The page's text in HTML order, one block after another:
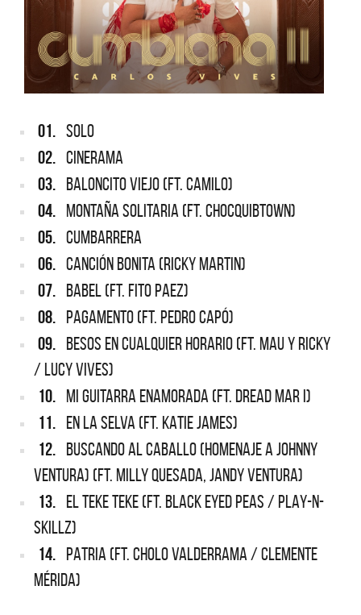
01. SOLO
02. CINERAMA
03. BALONCITO VIEJO (FT. CAMILO)
04. MONTAÑA SOLITARIA (FT. CHOCQUIBTOWN)
05. CUMBARRERA
06. CANCIÓN BONITA (RICKY MARTIN)
07. BABEL (FT. FITO PAEZ)
08. PAGAMENTO (FT. PEDRO CAPÓ)
09. BESOS EN CUALQUIER HORARIO (FT. MAU Y RICKY
/ LUCY VIVES)
10. MI GUITARRA ENAMORADA (FT. DREAD MAR I)
11. EN LA SELVA (FT. KATIE JAMES)
12. BUSCANDO AL CABALLO (HOMENAJE A JOHNNY
VENTURA) (FT. MILLY QUESADA, JANDY VENTURA)
13. EL TEKE TEKE (FT. BLACK EYED PEAS / PLAY-N-
SKILLZ)
14. PATRIA (FT. CHOLO VALDERRAMA / CLEMENTE
MÉRIDA)